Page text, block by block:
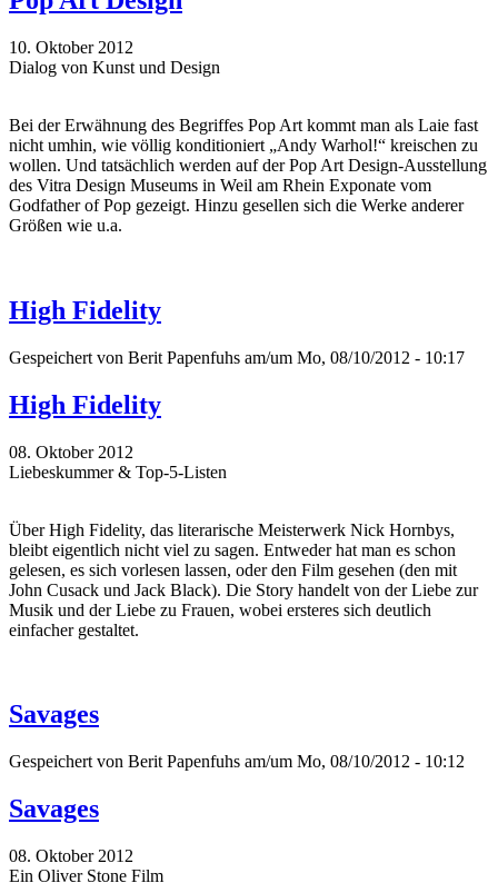
10. Oktober 2012
Dialog von Kunst und Design
Bei der Erwähnung des Begriffes Pop Art kommt man als Laie fast
nicht umhin, wie völlig konditioniert „Andy Warhol!“ kreischen zu
wollen. Und tatsächlich werden auf der Pop Art Design-Ausstellung
des Vitra Design Museums in Weil am Rhein Exponate vom
Godfather of Pop gezeigt. Hinzu gesellen sich die Werke anderer
Größen wie u.a.
High Fidelity
Gespeichert von Berit Papenfuhs am/um Mo, 08/10/2012 - 10:17
High Fidelity
08. Oktober 2012
Liebeskummer & Top-5-Listen
Über High Fidelity, das literarische Meisterwerk Nick Hornbys,
bleibt eigentlich nicht viel zu sagen. Entweder hat man es schon
gelesen, es sich vorlesen lassen, oder den Film gesehen (den mit
John Cusack und Jack Black). Die Story handelt von der Liebe zur
Musik und der Liebe zu Frauen, wobei ersteres sich deutlich
einfacher gestaltet.
Savages
Gespeichert von Berit Papenfuhs am/um Mo, 08/10/2012 - 10:12
Savages
08. Oktober 2012
Ein Oliver Stone Film